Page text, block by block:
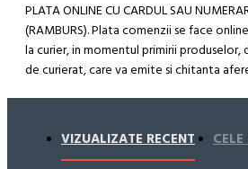
PLATA ONLINE CU CARDUL SAU
(RAMBURS). Plata comenzii se face
la curier, in momentul primirii
de curierat, care va emite si chitanta
Cum se face livrarea produselor:
Livrarea comenzii la adresa indicata de
compania de curierat, care va livreaza
VIZUALIZATE RECENT